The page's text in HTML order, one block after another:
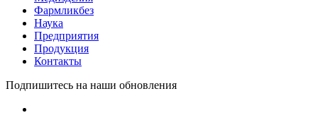
Фармликбез
Наука
Предприятия
Продукция
Контакты
Подпишитесь на наши обновления